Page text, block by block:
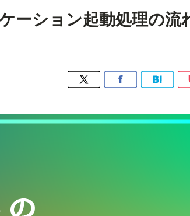
ーション起動処理の流